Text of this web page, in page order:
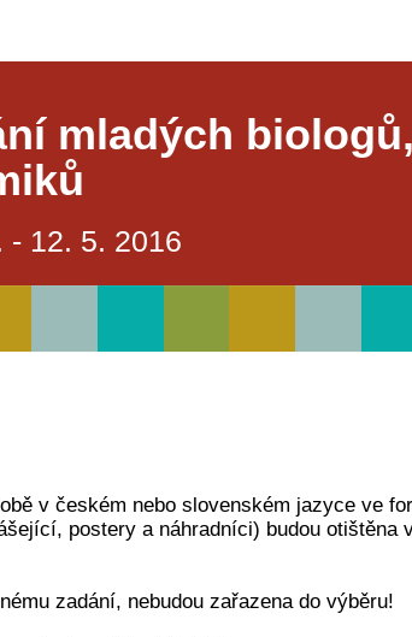
mladých biologů,
- 12. 5. 2016
v českém nebo slovenském jazyce ve
postery a náhradníci) budou otištěna
zadání, nebudou zařazena do výběru!